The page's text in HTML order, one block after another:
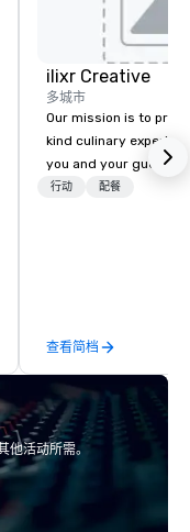
ilixr Creative
多城市
Our mission is to
kind culinary
you and your guests
memories and
catering industry.
行动 配餐
查看简档
他活动所需。